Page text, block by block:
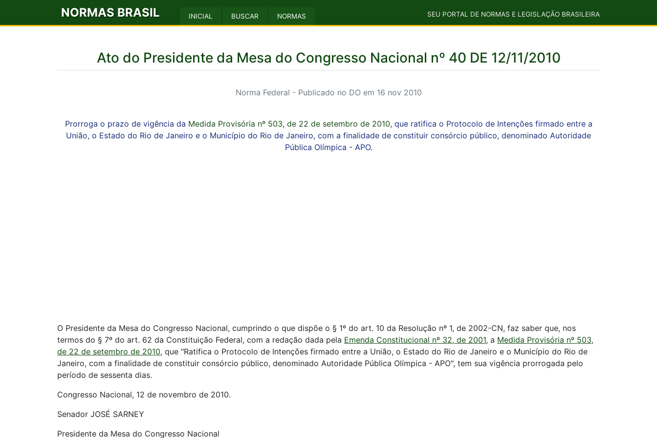
NORMAS BRASIL INICIAL BUSCAR NORMAS SEU PORTAL DE NORMAS E LEGISLAÇÃO BRASILEIRA
Ato do Presidente da Mesa do Congresso Nacional nº 40 DE 12/11/2010
Norma Federal - Publicado no DO em 16 nov 2010
Prorroga o prazo de vigência da Medida Provisória nº 503, de 22 de setembro de 2010, que ratifica o Protocolo de Intenções firmado entre a
União, o Estado do Rio de Janeiro e o Município do Rio de Janeiro, com a finalidade de constituir consórcio público, denominado Autoridade
Pública Olímpica - APO.
O Presidente da Mesa do Congresso Nacional, cumprindo o que dispõe o § 1º do art. 10 da Resolução nº 1, de 2002-CN, faz saber que, nos
termos do § 7º do art. 62 da Constituição Federal, com a redação dada pela Emenda Constitucional nº 32, de 2001, a Medida Provisória nº 503,
de 22 de setembro de 2010, que "Ratifica o Protocolo de Intenções firmado entre a União, o Estado do Rio de Janeiro e o Município do Rio de
Janeiro, com a finalidade de constituir consórcio público, denominado Autoridade Pública Olímpica - APO", tem sua vigência prorrogada pelo
período de sessenta dias.
Congresso Nacional, 12 de novembro de 2010.
Senador JOSÉ SARNEY
Presidente da Mesa do Congresso Nacional